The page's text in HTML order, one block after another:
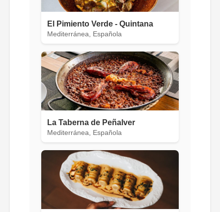
El Pimiento Verde - Quintana
Mediterránea, Española
La Taberna de Peñalver
Mediterránea, Española